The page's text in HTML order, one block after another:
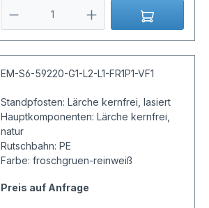
EM-S6-59220-G1-L2-L1-FR1P1-VF1
Standpfosten: Lärche kernfrei, lasiert
Hauptkomponenten: Lärche kernfrei,
natur
Rutschbahn: PE
Farbe: froschgruen-reinweiß
Preis auf Anfrage